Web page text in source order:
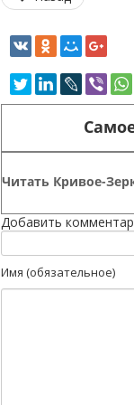
Читать Кривое-
Добавить
Имя (обязательное)